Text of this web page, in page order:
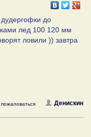
дудергофки до
лед 100 120 мм
ловили )) завтра
Денискин
пожаловаться